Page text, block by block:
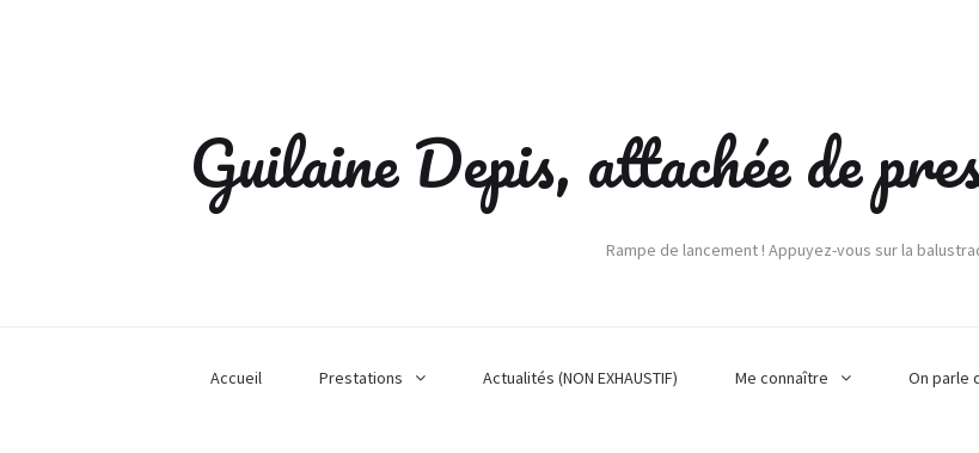
Guilaine Depis, attachée de
Rampe de lancement ! Appuyez-vous sur la
Accueil Prestations Actualités (NON EXHAUSTIF) Me connaître On parle